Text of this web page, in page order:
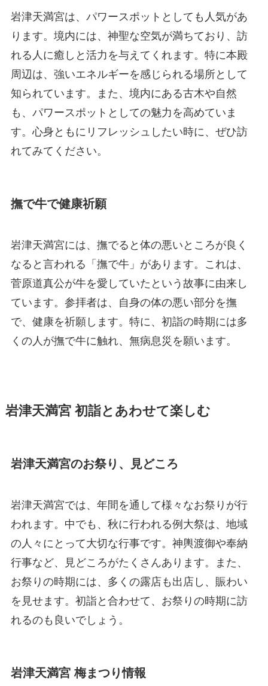
岩津天満宮は、パワースポットとしても人気があ
ります。境内には、神聖な空気が満ちており、訪
れる人に癒しと活力を与えてくれます。特に本殿
周辺は、強いエネルギーを感じられる場所として
知られています。また、境内にある古木や自然
も、パワースポットとしての魅力を高めていま
す。心身ともにリフレッシュしたい時に、ぜひ訪
れてみてください。
撫で牛で健康祈願
岩津天満宮には、撫でると体の悪いところが良く
なると言われる「撫で牛」があります。これは、
菅原道真公が牛を愛していたという故事に由来し
ています。参拝者は、自身の体の悪い部分を撫
で、健康を祈願します。特に、初詣の時期には多
くの人が撫で牛に触れ、無病息災を願います。
岩津天満宮 初詣とあわせて楽しむ
岩津天満宮のお祭り、見どころ
岩津天満宮では、年間を通して様々なお祭りが行
われます。中でも、秋に行われる例大祭は、地域
の人々にとって大切な行事です。神輿渡御や奉納
行事など、見どころがたくさんあります。また、
お祭りの時期には、多くの露店も出店し、賑わい
を見せます。初詣と合わせて、お祭りの時期に訪
れるのも良いでしょう。
岩津天満宮 梅まつり情報